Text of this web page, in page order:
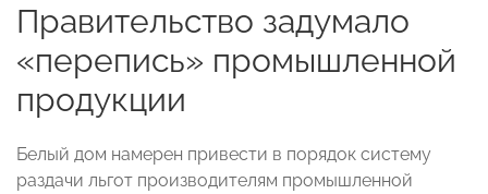
Правительство задумало
«перепись» промышленной
продукции
Белый дом намерен привести в порядок систему
раздачи льгот производителям промышленной